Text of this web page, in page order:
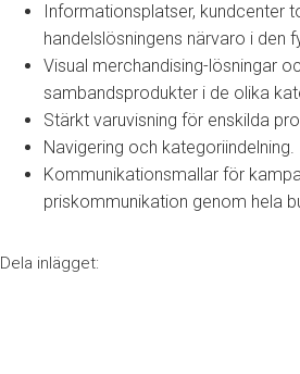
Informationsplatser, kundcenter
handelslösningens närvaro i den
Visual merchandising-lösningar
sambandsprodukter i de olika
Stärkt varuvisning för enskilda
Navigering och kategoriindelning.
Kommunikationsmallar för
priskommunikation genom hela
Dela inlägget: